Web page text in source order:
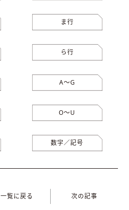
ま行
ら行
A〜G
O〜U
数字／記号
一覧に戻る 次の記事